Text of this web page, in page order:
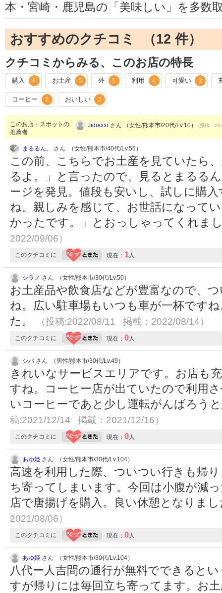
本・宮崎・鹿児島の「美味しい」を多数
おすすめのクチコミ （12 件）
クチコミからみる、このお店の特長
購入 6 お土産 5 外 5 利用 4 可愛い 3
コーヒー 2 おいしい 2
このお店・スポットの
推薦者
Jidocco さん （女性/熊本市/20代/Lv.10） (投稿：
まるるん。 さん （女性/熊本市/40代/Lv.56）
この前、こちらでお土産を見ていた
るよ。」と言ったので、見るとまるる
ージを発見。値段も安いし、試しに購
ね。親しみを感じて、お世話になって
かったです。」とおっしゃってくれま
2022/09/06）
このクチコミに 現在： 1人
シラノ さん （女性/熊本市/30代/Lv.50）
お土産品や飲食店などが豊富なので、
ね。広い駐車場もいつも車が一杯です
た。
（投稿:2022/08/11 掲載：2022/08/14）
このクチコミに 現在： 0人
シバさん （男性/熊本市/30代/Lv.49）
きれいなサービスエリアです。お店も
すね。コーヒー店が出ていたので利用
いコーヒーであと少し運転がんばろう
稿:2021/12/14 掲載：2021/12/16）
このクチコミに 現在： 0人
あゆ姫 さん （女性/熊本市/30代/Lv.104）
高速を利用した際、ついつい行きも帰
ち寄ってしまいます。今回は小腹が減
店で唐揚げを購入。良い休憩となりま
2021/08/06）
このクチコミに 現在： 0人
あゆ姫 さん （女性/熊本市/30代/Lv.104）
八代ー人吉間の通行が無料でできると
すが帰りには毎回立ち寄ってます。お